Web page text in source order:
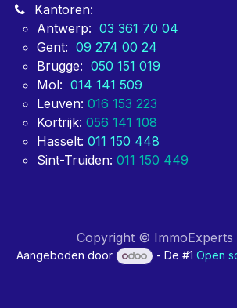
Kantoren:
Antwerp: 03 361 70 04
Gent: 09 274 00 24
Brugge: 050 151 019
Mol: 014 141 509
Leuven: 016 153 223
Kortrijk: 056 141 108
Hasselt: 011 150 448
Sint-Truiden: 011 150 449
Copyright © ImmoExperts
Aangeboden door - De #1Open